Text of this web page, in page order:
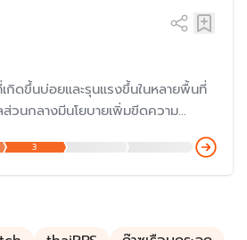
ดขึ้นบ่อยและรุนแรงขึ้นในหลายพื้นที่
ส่วนกลางมีนโยบายเพิ่มขีดความ
าศ โดยรัฐบาลจะสร้างการมีส่วนร่วม
าติโดยเฉพาะการแก้ปัญหาน้ำท่วม และ
3